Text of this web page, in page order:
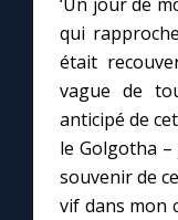
qui
était
vague de
anticipé de
le Golgotha
souvenir de
vif dans mon